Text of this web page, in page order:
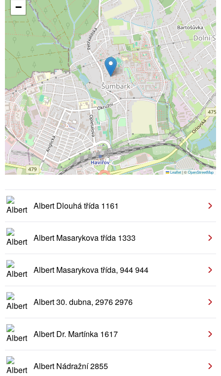
−
Leaflet|©OpenStreetMap
Albert Dlouhá třída 1161
Albert Masarykova třída 1333
Albert Masarykova třída, 944 944
Albert 30. dubna, 2976 2976
Albert Dr. Martínka 1617
Albert Nádražní 2855